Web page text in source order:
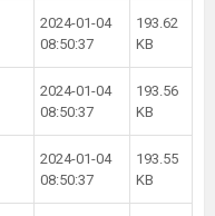
2024-01-04
08:50:37
193.62
KB
2024-01-04
08:50:37
193.56
KB
2024-01-04
08:50:37
193.55
KB